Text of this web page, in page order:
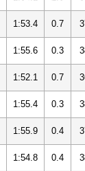
1:53.4 0.7
1:55.6 0.3
1:52.1 0.7
1:55.4 0.3
1:55.9 0.4
1:54.8 0.4